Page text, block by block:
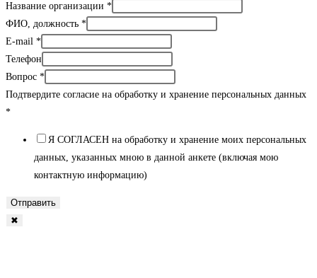
Название организации *
ФИО, должность *
E-mail *
Телефон
Вопрос *
Подтвердите согласие на обработку и хранение персональных данных
*
Я СОГЛАСЕН на обработку и хранение моих персональных
данных, указанных мною в данной анкете (включая мою
контактную информацию)
Отправить
✖